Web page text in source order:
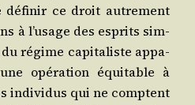
défi­nir ce droit autre­ment
à l’usage des esprits sim­
régime capi­ta­liste appa­
opé­ra­tion équi­table à
indi­vi­dus qui ne comptent